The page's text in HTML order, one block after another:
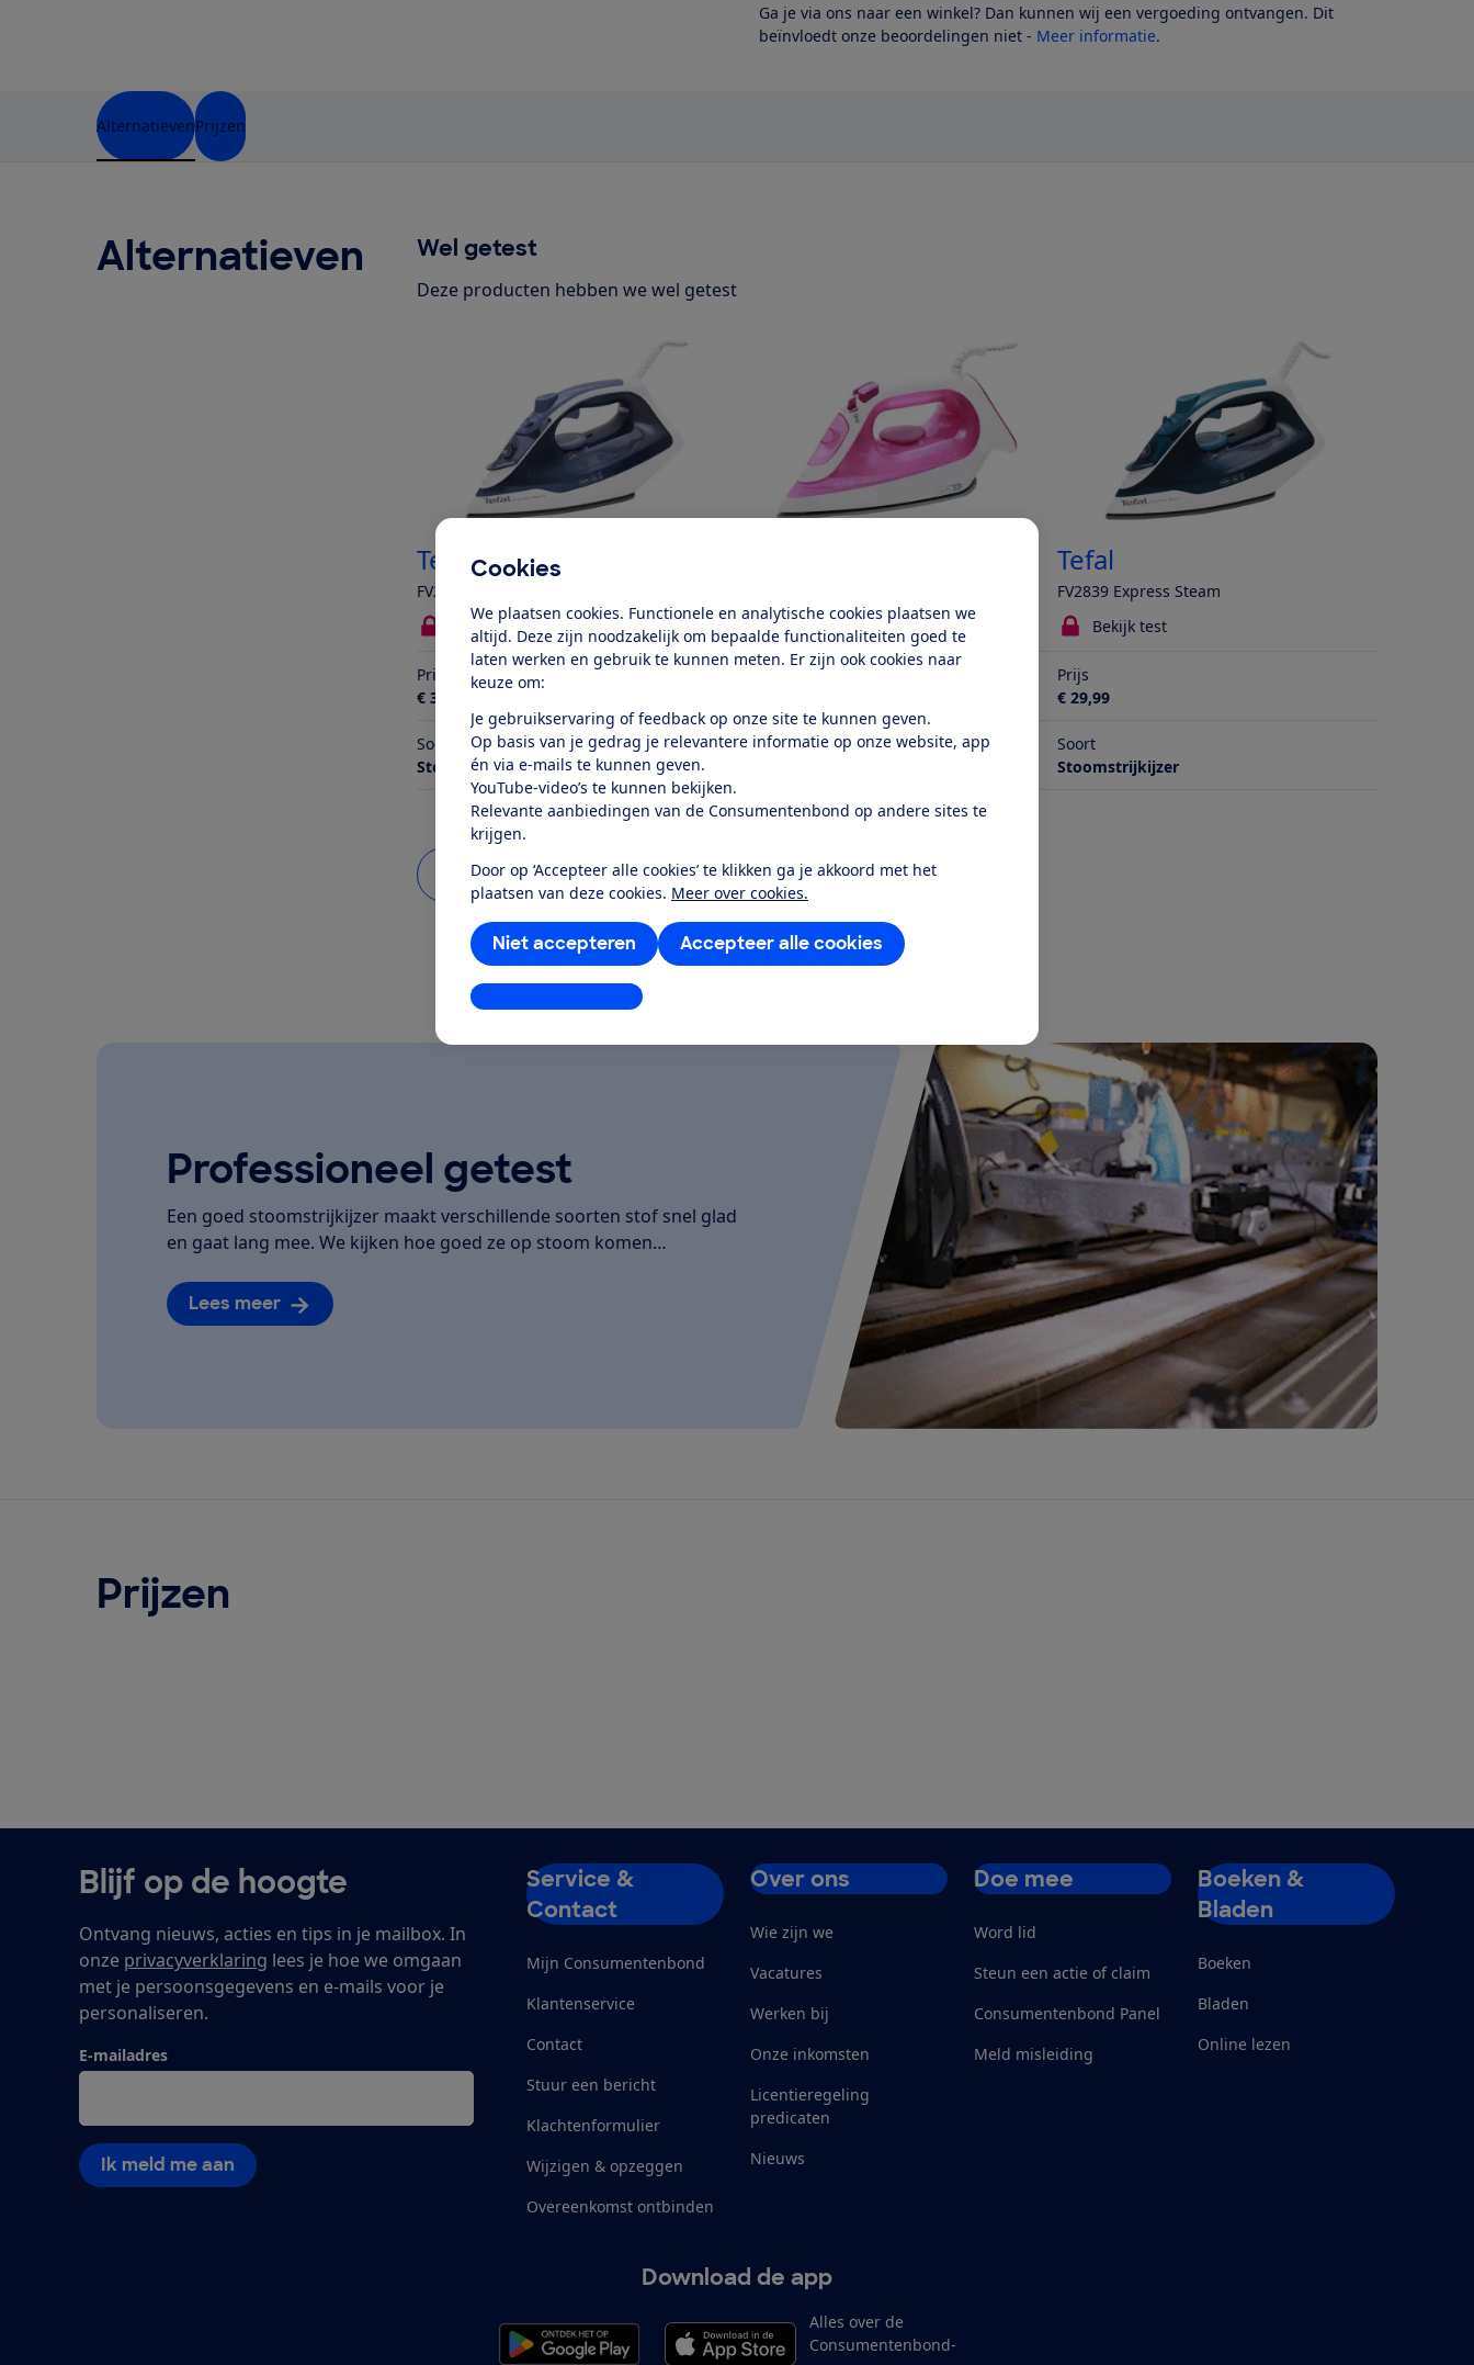
Cookies
We plaatsen cookies. Functionele en analytische cookies plaatsen we
altijd. Deze zijn noodzakelijk om bepaalde functionaliteiten goed te
laten werken en gebruik te kunnen meten. Er zijn ook cookies naar
keuze om:
Je gebruikservaring of feedback op onze site te kunnen geven.
Op basis van je gedrag je relevantere informatie op onze website, app
én via e-mails te kunnen geven.
YouTube-video’s te kunnen bekijken.
Relevante aanbiedingen van de Consumentenbond op andere sites te
krijgen.
Door op ‘Accepteer alle cookies’ te klikken ga je akkoord met het
plaatsen van deze cookies. Meer over cookies.
Accepteer alle cookies
Niet accepteren
Instellingen aanpassen
Ga je via ons naar een winkel? Dan kunnen wij een vergoeding ontvangen. Dit
beïnvloedt onze beoordelingen niet - Meer informatie.
AlternatievenPrijzen
Alternatieven Wel getest
Deze producten hebben we wel getest
Tefal
FV2837 Express Steam
Tefal
FV2839 Express Steam
Bekijk test
Bekijk test Bekijk test
Prijs
€ 30,99
Prijs
€ 29,99
Soort
Stoomstrijkijzer
Soort
Soort
Stoomstrijkijzer
Bekijk alle geteste producten
Professioneel getest
Een goed stoomstrijkijzer maakt verschillende soorten stof snel glad
en gaat lang mee. We kijken hoe goed ze op stoom komen…
Lees meer
Prijzen
Blijf op de hoogte
Ontvang nieuws, acties en tips in je mailbox. In
onze privacyverklaring lees je hoe we omgaan
met je persoonsgegevens en e-mails voor je
personaliseren.
E-mailadres
Ik meld me aan
Service &
Contact
Mijn Consumentenbond
Klantenservice
Contact
Stuur een bericht
Klachtenformulier
Wijzigen & opzeggen
Overeenkomst ontbinden
Over ons
Wie zijn we
Vacatures
Werken bij
Onze inkomsten
Licentieregeling
predicaten
Nieuws
Doe mee
Word lid
Steun een actie of claim
Consumentenbond Panel
Meld misleiding
Boeken &
Bladen
Boeken
Bladen
Online lezen
Download de app
Alles over de
Consumentenbond-